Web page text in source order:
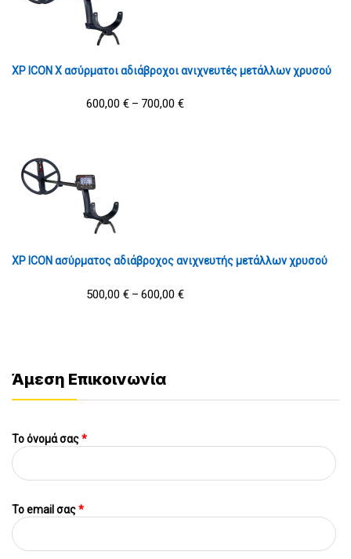
XP ICON X ασύρματοι αδιάβροχοι ανιχνευτές μετάλλων χρυσού
600,00 € – 700,00 €
XP ICON ασύρματος αδιάβροχος ανιχνευτής μετάλλων χρυσού
500,00 € – 600,00 €
Άμεση Επικοινωνία
Το όνομά σας*
To email σας*